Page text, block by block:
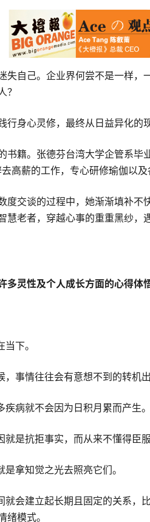
自己。企业界何尝不是一样
？
身心灵修，最终从日益异化
籍。张德芬台湾大学企管系
高薪的工作，专心研修瑜伽以及
交谈的过程中，她渐渐填补
老者，穿越心事的重重黑纱，
灵性及个人成长方面的心得体
下。
事情往往会有意想不到的转机
病就不会因为日积月累而产生。
是抗拒事实，而从来不懂得臣服
拿知觉之光去照亮它们。
会建立起长期且固定的关系
模式。